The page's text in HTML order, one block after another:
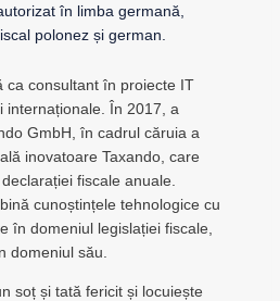
în limba germană,
polonez și german.
ca consultant în proiecte IT
internaționale. În 2017, a
GmbH, în cadrul căruia a
inovatoare Taxando, care
fiscale anuale.
cunoștințele tehnologice cu
în domeniul legislației fiscale,
domeniul său.
soț și tată fericit și locuiește